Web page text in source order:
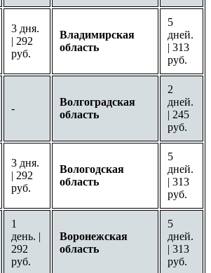
3 дня.
| 292
руб.
Владимирская
область
5
дней.
| 313
руб.
-
Волгоградская
область
2
дней.
| 245
руб.
3 дня.
| 292
руб.
Вологодская
область
5
дней.
| 313
руб.
1
день. |
292
руб.
Воронежская
область
5
дней.
| 313
руб.